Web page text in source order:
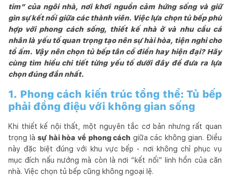
tim” của ngôi nhà, nơi khơi nguồn cảm hứng sống và giữ
gìn sự kết nối giữa các thành viên. Việc lựa chọn tủ bếp phù
hợp với phong cách sống, thiết kế nhà ở và nhu cầu cá
nhân là yếu tố quan trọng tạo nên sự hài hòa, tiện nghi cho
tổ ấm. Vậy nên chọn tủ bếp tân cổ điển hay hiện đại? Hãy
cùng tìm hiểu chi tiết từng yếu tố dưới đây để đưa ra lựa
chọn đúng đắn nhất.
1. Phong cách kiến trúc tổng thể: Tủ bếp
phải đồng điệu với không gian sống
Khi thiết kế nội thất, một nguyên tắc cơ bản nhưng rất quan
trọng làsự hài hòa về phong cách giữa các không gian. Điều
này đặc biệt đúng với khu vực bếp - nơi không chỉ phục vụ
mục đích nấu nướng mà còn là nơi “kết nối” linh hồn của căn
nhà. Việc chọn tủ bếp cũng không ngoại lệ.